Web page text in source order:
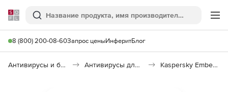
Softline
Поиск
8 (800) 200-08-60Запрос ценыИнферитБлог
Антивирусы и безопасность Антивирусы для организаций Kaspersky Embedded Systems Security